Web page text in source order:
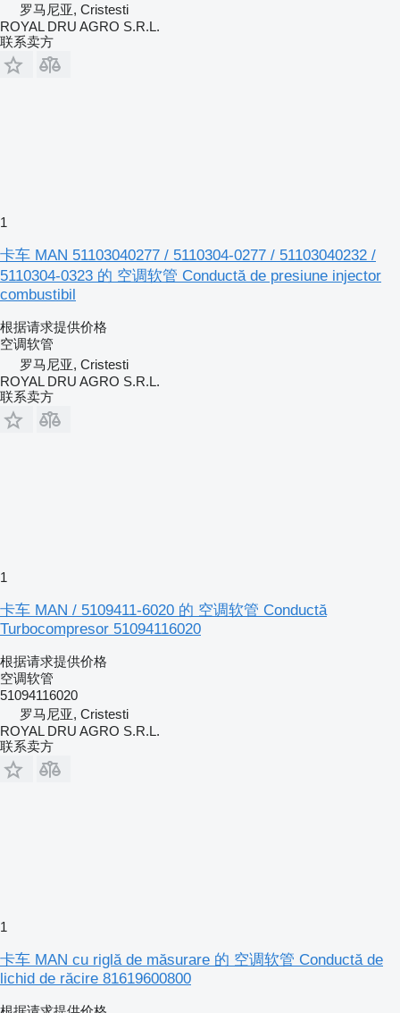
罗马尼亚, Cristesti
ROYAL DRU AGRO S.R.L.
联系卖方
1
卡车 MAN 51103040277 / 5110304-0277 / 51103040232 /
5110304-0323 的 空调软管 Conductă de presiune injector
combustibil
根据请求提供价格
空调软管
罗马尼亚, Cristesti
ROYAL DRU AGRO S.R.L.
联系卖方
1
卡车 MAN / 5109411-6020 的 空调软管 Conductă
Turbocompresor 51094116020
根据请求提供价格
空调软管
51094116020
罗马尼亚, Cristesti
ROYAL DRU AGRO S.R.L.
联系卖方
1
卡车 MAN cu riglă de măsurare 的 空调软管 Conductă de
lichid de răcire 81619600800